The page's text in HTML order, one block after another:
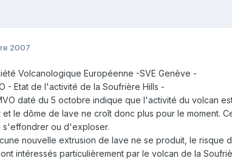
2007
Volcanologique Européenne -SVE Genève -
- Etat de l'activité de la Soufrière Hills -
daté du 5 octobre indique que l'activité du volcan
et le dôme de lave ne croît donc plus pour le moment.
s'effondrer ou d'exploser.
nouvelle extrusion de lave ne se produit, le risque
intéressés particulièrement par le volcan de la